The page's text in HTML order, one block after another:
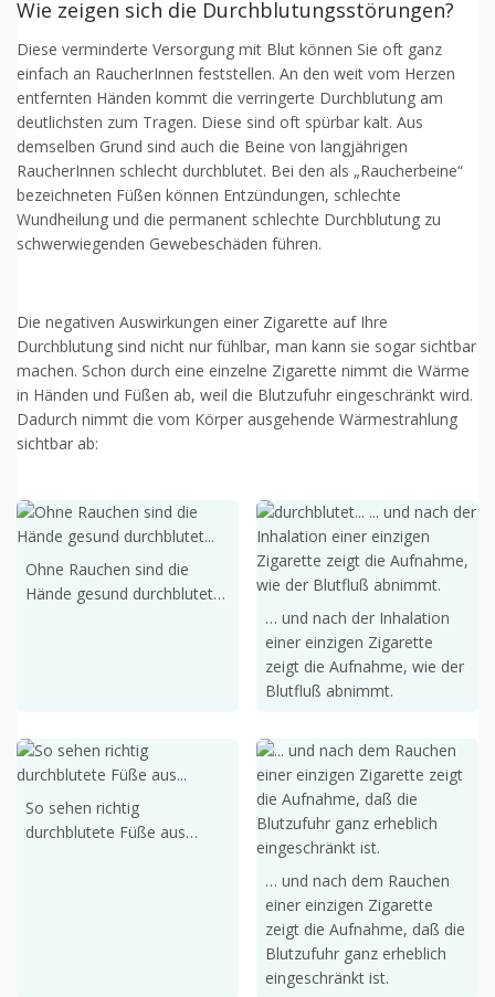
Wie zeigen sich die Durchblutungsstörungen?
Diese verminderte Versorgung mit Blut können Sie oft ganz
einfach an RaucherInnen feststellen. An den weit vom Herzen
entfernten Händen kommt die verringerte Durchblutung am
deutlichsten zum Tragen. Diese sind oft spürbar kalt. Aus
demselben Grund sind auch die Beine von langjährigen
RaucherInnen schlecht durchblutet. Bei den als „Raucherbeine“
bezeichneten Füßen können Entzündungen, schlechte
Wundheilung und die permanent schlechte Durchblutung zu
schwerwiegenden Gewebeschäden führen.
Die negativen Auswirkungen einer Zigarette auf Ihre
Durchblutung sind nicht nur fühlbar, man kann sie sogar sichtbar
machen. Schon durch eine einzelne Zigarette nimmt die Wärme
in Händen und Füßen ab, weil die Blutzufuhr eingeschränkt wird.
Dadurch nimmt die vom Körper ausgehende Wärmestrahlung
sichtbar ab:
Ohne Rauchen sind die
Hände gesund durchblutet…
… und nach der Inhalation
einer einzigen Zigarette
zeigt die Aufnahme, wie der
Blutfluß abnimmt.
So sehen richtig
durchblutete Füße aus…
… und nach dem Rauchen
einer einzigen Zigarette
zeigt die Aufnahme, daß die
Blutzufuhr ganz erheblich
eingeschränkt ist.